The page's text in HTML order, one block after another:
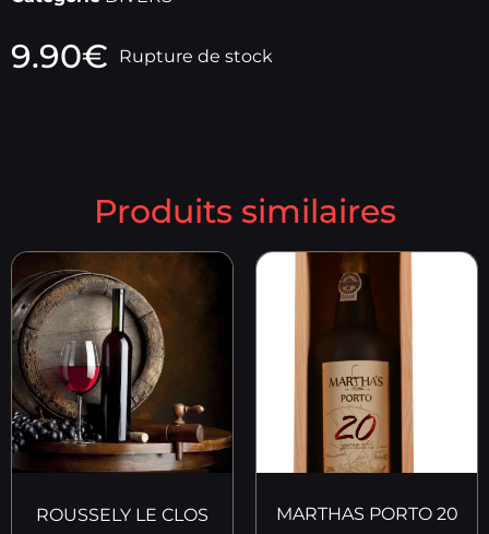
9.90€ Rupture de stock
Produits similaires
ROUSSELY LE CLOS
MARTHAS PORTO 20